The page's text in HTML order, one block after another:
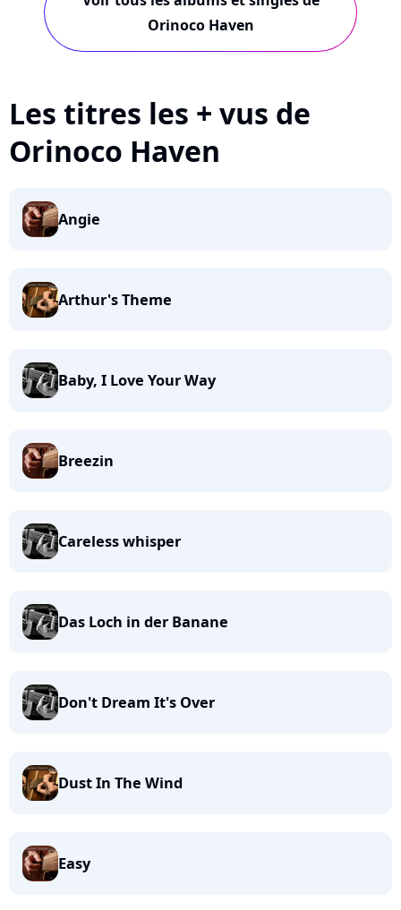
Orinoco Haven
Les titres les + vus de
Orinoco Haven
Angie
Arthur's Theme
Baby, I Love Your Way
Breezin
Careless whisper
Das Loch in der Banane
Don't Dream It's Over
Dust In The Wind
Easy